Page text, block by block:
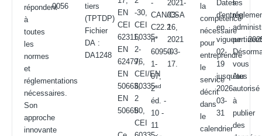
répondent
à
toutes
les
normes
et
réglementations
nécessaires.
Son
approche
innovante
0056
tiers
(TPTDP)
Fichier
DA :
DA1248
EN
CEI
62311,
EN
62479,
EN
50663,
EN
50665
-30,
CEI
60335-
2-
76,
CEI/EN
60335-
2
80,
CEI
-
CAN/CSA
C22.2
n°
60950-
1-
07,
2sd
éd. -
10 -
11
2021-
03-
16,
2021
-03-
17.
la
compétence
nécessaire
pour
entreprendre
le
service
décrit
dans
le
calendrier
Dates
d'entrée
en
vigueur :
02-
19
jusqu'au
2026-
03-
31
les
vous
êtes
autorisé
à
publier
des